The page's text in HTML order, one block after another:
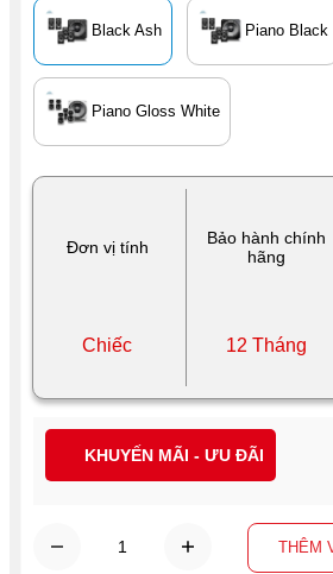
Đơn vị tính
Bảo hành chính
hãng
Chiếc 12 Tháng
Black Ash Piano Black
Piano Gloss White
THÊM
KHUYẾN MÃI - ƯU ĐÃI